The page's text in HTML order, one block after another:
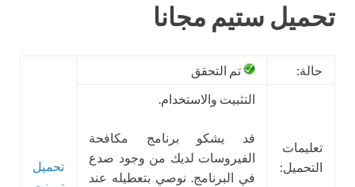
تحميل ستيم مجانا
حالة: تم التحقق
تحميل
تعليمات
التحميل:
التثبيت والاستخدام.
قد يشكو برنامج مكافحة
الفيروسات لديك من وجود صدع
في البرنامج. نوصي بتعطيله عند